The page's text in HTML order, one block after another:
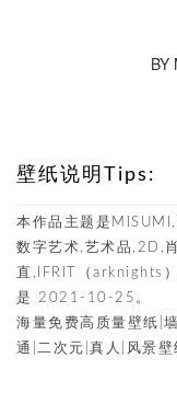
BY
壁纸说明Tips:
本作品主题是
数字艺术,艺术品,2D,
直,IFRIT（arknights
是 2021-10-25。
海量免费高质量壁纸|
通|二次元|真人|风景壁